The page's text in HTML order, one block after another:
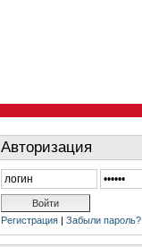
Авторизация
Регистрация | Забыли пароль?